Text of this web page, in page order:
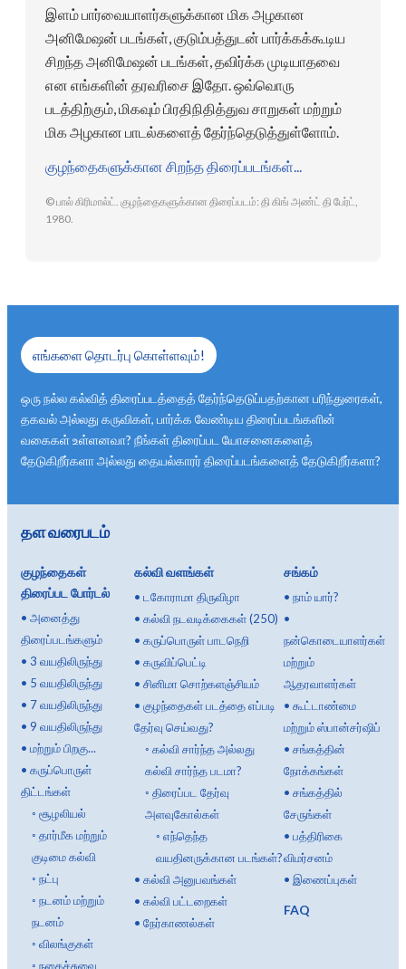
இளம் பார்வையாளர்களுக்கான மிக அழகான
அனிமேஷன் படங்கள், குடும்பத்துடன் பார்க்கக்கூடிய
சிறந்த அனிமேஷன் படங்கள், தவிர்க்க முடியாதவை
என எங்களின் தரவரிசை இதோ. ஒவ்வொரு
படத்திற்கும், மிகவும் பிரதிநிதித்துவ சாறுகள் மற்றும்
மிக அழகான பாடல்களைத் தேர்ந்தெடுத்துள்ளோம்.
குழந்தைகளுக்கான சிறந்த திரைப்படங்கள்...
© பால் கிரிமால்ட். குழந்தைகளுக்கான திரைப்படம்: தி கிங் அண்ட் தி பேர்ட்,
1980.
எங்களை தொடர்பு கொள்ளவும்!
ஒரு நல்ல கல்வித் திரைப்படத்தைத் தேர்ந்தெடுப்பதற்கான பரிந்துரைகள்,
தகவல் அல்லது கருவிகள், பார்க்க வேண்டிய திரைப்படங்களின்
வகைகள் உள்ளனவா? நீங்கள் திரைப்பட யோசனைகளைத்
தேடுகிறீர்களா அல்லது தையல்காரர் திரைப்படங்களைத் தேடுகிறீர்களா?
தள வரைபடம்
குழந்தைகள்
திரைப்பட போர்டல்
• அனைத்து
திரைப்படங்களும்
• 3 வயதிலிருந்து
• 5 வயதிலிருந்து
• 7 வயதிலிருந்து
• 9 வயதிலிருந்து
• மற்றும் பிறகு...
• கருப்பொருள்
திட்டங்கள்
◦ சூழலியல்
◦ தார்மீக மற்றும்
குடிமை கல்வி
◦ நட்பு
◦ நடனம் மற்றும்
நடனம்
◦ விலங்குகள்
◦ நகைச்சுவை
கல்வி வளங்கள்
• டகோராமா திருவிழா
• கல்வி நடவடிக்கைகள் (250)
• கருப்பொருள் பாடநெறி
• கருவிப்பெட்டி
• சினிமா சொற்களஞ்சியம்
• குழந்தைகள் படத்தை எப்படி
தேர்வு செய்வது?
◦ கல்வி சார்ந்த அல்லது
கல்வி சார்ந்த படமா?
◦ திரைப்பட தேர்வு
அளவுகோல்கள்
◦ எந்தெந்த
வயதினருக்கான படங்கள்?
• கல்வி அனுபவங்கள்
• கல்வி பட்டறைகள்
• நேர்காணல்கள்
சங்கம்
•நாம் யார்?
•
நன்கொடையாளர்கள்
மற்றும்
ஆதரவாளர்கள்
•கூட்டாண்மை
மற்றும் ஸ்பான்சர்ஷிப்
•சங்கத்தின்
நோக்கங்கள்
•சங்கத்தில்
சேருங்கள்
•பத்திரிகை
விமர்சனம்
•இணைப்புகள்
FAQ